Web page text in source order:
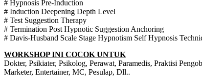
# Hypnosis Pre-Induction
# Induction Deepening Depth Level
# Test Suggestion Therapy
# Termination Post Hypnotic Suggestion Anchoring
# Davis-Husband Scale Stage Hypnotism Self Hypnosis
WORKSHOP INI COCOK UNTUK
Dokter, Psikiater, Psikolog, Perawat, Paramedis, Praktisi
Marketer, Entertainer, MC, Pesulap, Dll..